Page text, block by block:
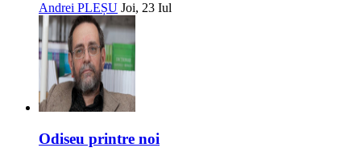
Andrei PLEȘU Joi, 23 Iul
Odiseu printre noi